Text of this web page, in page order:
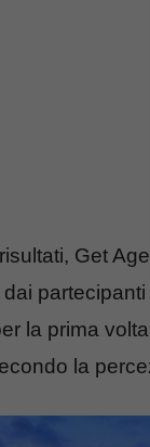
Get
la prima
la